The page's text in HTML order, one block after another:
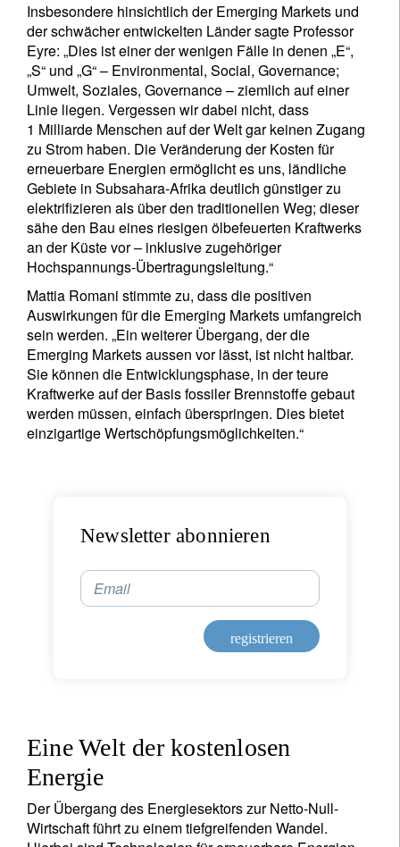
Insbesondere hinsichtlich der Emerging Markets und
der schwächer entwickelten Länder sagte Professor
Eyre: „Dies ist einer der wenigen Fälle in denen „E“,
„S“ und „G“ – Environmental, Social, Governance;
Umwelt, Soziales, Governance – ziemlich auf einer
Linie liegen. Vergessen wir dabei nicht, dass
1 Milliarde Menschen auf der Welt gar keinen Zugang
zu Strom haben. Die Veränderung der Kosten für
erneuerbare Energien ermöglicht es uns, ländliche
Gebiete in Subsahara-Afrika deutlich günstiger zu
elektrifizieren als über den traditionellen Weg; dieser
sähe den Bau eines riesigen ölbefeuerten Kraftwerks
an der Küste vor – inklusive zugehöriger
Hochspannungs-Übertragungsleitung.“
Mattia Romani stimmte zu, dass die positiven
Auswirkungen für die Emerging Markets umfangreich
sein werden. „Ein weiterer Übergang, der die
Emerging Markets aussen vor lässt, ist nicht haltbar.
Sie können die Entwicklungsphase, in der teure
Kraftwerke auf der Basis fossiler Brennstoffe gebaut
werden müssen, einfach überspringen. Dies bietet
einzigartige Wertschöpfungsmöglichkeiten.“
Newsletter abonnieren
Email
registrieren
Eine Welt der kostenlosen
Energie
Der Übergang des Energiesektors zur Netto-Null-
Wirtschaft führt zu einem tiefgreifenden Wandel.
registrieren